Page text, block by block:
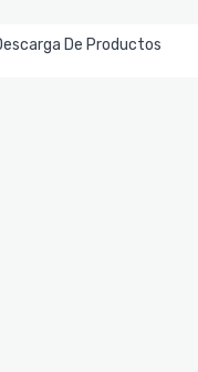
De Productos